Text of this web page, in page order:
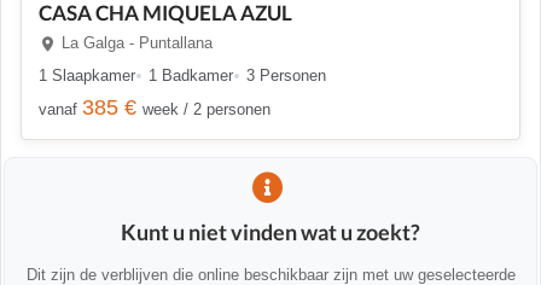
CASA CHA MIQUELA AZUL
La Galga - Puntallana
1 Slaapkamer
1 Badkamer
3 Personen
vanaf 385 € week / 2 personen
Kunt u niet vinden wat u zoekt?
Dit zijn de verblijven die online beschikbaar zijn met uw geselecteerde